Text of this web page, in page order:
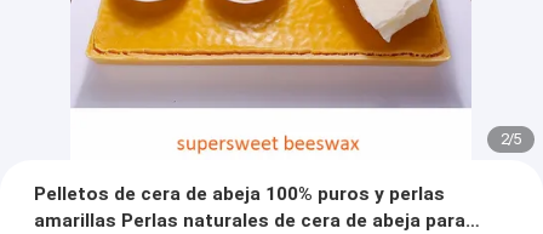
2/5
Pelletos de cera de abeja 100% puros y perlas
amarillas Perlas naturales de cera de abeja para